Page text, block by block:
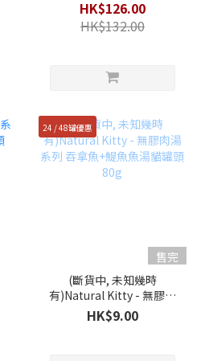
有料湯肉貓罐 80g x12
HK$126.00
HK$132.00
24 / 48罐優惠
售完
(斷貨中, 未知幾時
有)Natural Kitty - 無膠肉
湯系列 吞拿魚+鯷魚魚湯
貓罐頭 80g
HK$9.00